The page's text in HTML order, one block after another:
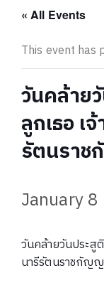
« All Events
This event has
วันคล้าย
ลูกเธอ เ
รัตนรา
January 8
วันคล้ายวันประสู
นารีรัตนราชกัญ